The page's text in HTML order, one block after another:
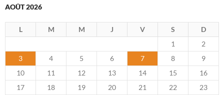
AOÛT 2026
L M M J V S
D
1
2
3
4 5 6 7 8
9
10
11 12 13 14 15
16
17
18 19 20 21 22
23